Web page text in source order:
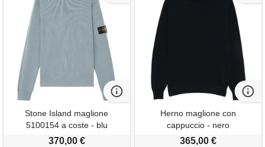
Stone Island maglione
5100154 a coste - blu
370,00 €
Herno maglione con
cappuccio - nero
365,00 €